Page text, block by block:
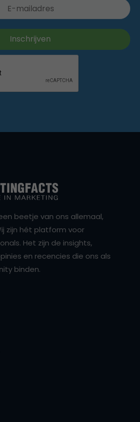
beetje van ons allemaal,
zijn hét platform voor
Het zijn de insights,
en recencies die ons als
binden.